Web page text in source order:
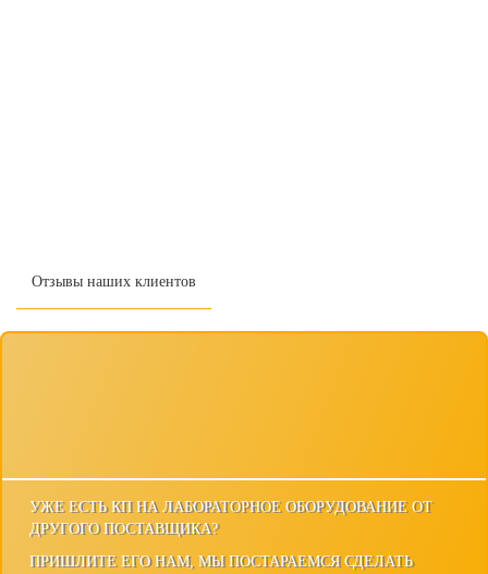
УЖЕ ЕСТЬ КП НА ЛАБОРАТОРНОЕ ОБОРУДОВАНИЕ ОТ
ДРУГОГО ПОСТАВЩИКА?
ПРИШЛИТЕ ЕГО НАМ, МЫ ПОСТАРАЕМСЯ СДЕЛАТЬ
Отзывы наших клиентов